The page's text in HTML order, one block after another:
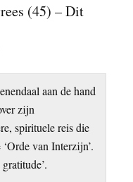
(45) – Dit
aan de hand
zijn
spirituele reis die
van Interzijn’.